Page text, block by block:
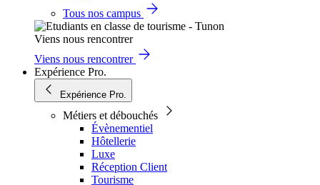
Tous nos campus
Viens nous rencontrer
Viens nous rencontrer
Expérience Pro.
Expérience Pro.
Métiers et débouchés
Évènementiel
Hôtellerie
Luxe
Réception Client
Tourisme